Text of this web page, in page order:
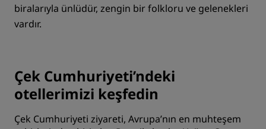
biralarıyla ünlüdür, zengin bir folkloru ve gelenekleri
vardır.
Çek Cumhuriyeti’ndeki
otellerimizi keşfedin
Çek Cumhuriyeti ziyareti, Avrupa’nın en muhteşem